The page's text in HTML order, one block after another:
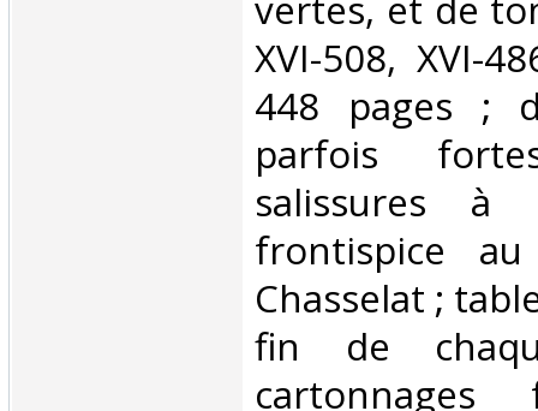
XVI-508, XVI-
448 pages ;
parfois
salissures
frontispice
Chasselat ;
fin de
cartonnages